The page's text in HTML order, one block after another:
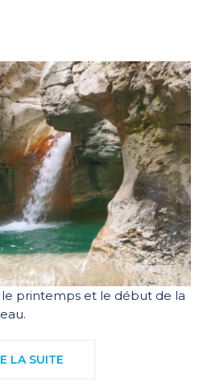
printemps et le début de la
LA SUITE